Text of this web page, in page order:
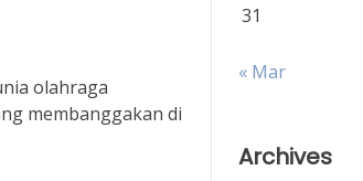
olahraga
membanggakan di
31
« Mar
Archives